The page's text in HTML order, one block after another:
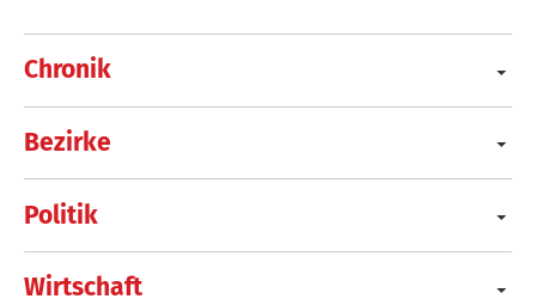
Chronik
Bezirke
Politik
Wirtschaft